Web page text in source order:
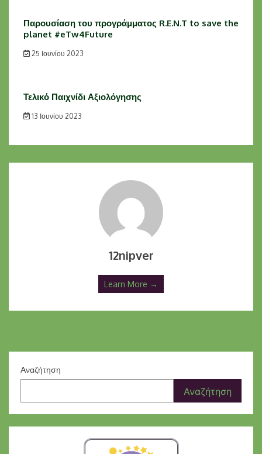
Παρουσίαση του προγράμματος R.E.N.T to save the
planet #eTw4Future
25 Ιουνίου 2023
Τελικό Παιχνίδι Αξιολόγησης
13 Ιουνίου 2023
12nipver
Learn More →
Αναζήτηση
Αναζήτηση